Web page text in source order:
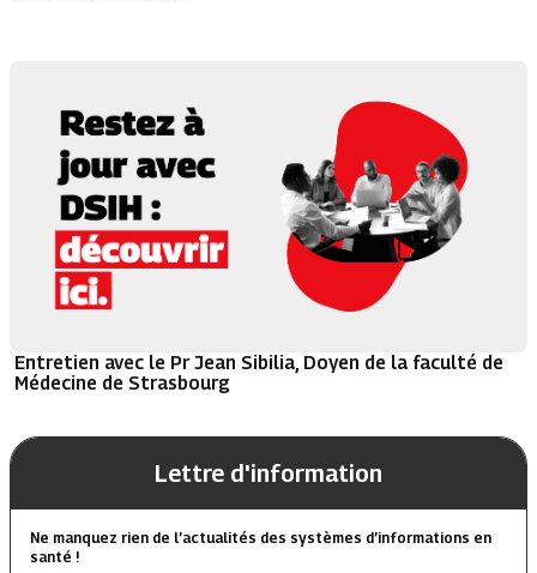
Entretien avec le Pr Jean Sibilia, Doyen de la faculté de
Médecine de Strasbourg
Lettre d'information
Ne manquez rien de l’actualités des systèmes d’informations en
santé !